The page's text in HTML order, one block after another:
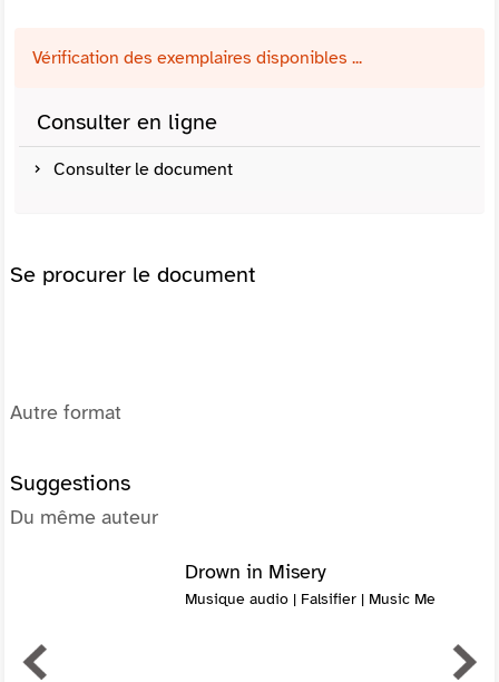
Vérification des exemplaires disponibles ...
Consulter en ligne
Consulter le document
Se procurer le document
Autre format
Suggestions
Du même auteur
Drown in Misery
Musique audio | Falsifier | Music Me